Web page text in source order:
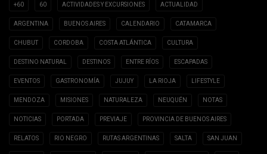
+60 60 ACTIVIDADES Y EXCURSIONES ACTUALIDAD
ARGENTINA BUENOS AIRES CALENDARIO CATAMARCA
CHUBUT CORDOBA COSTA ATLÁNTICA CULTURA
DESTINO NATURAL DESTINOS ENTRE RÍOS ESCAPADAS
EVENTOS GASTRONOMÍA JUJUY LA RIOJA LIFESTYLE
MENDOZA MISIONES NATURALEZA NEUQUÉN NOTAS
NOTICIAS PORTADA PREVIAJE PROVINCIA DE BUENOS AIRES
RELATOS RIO NEGRO RUTAS ARGENTINAS SALTA SAN JUAN